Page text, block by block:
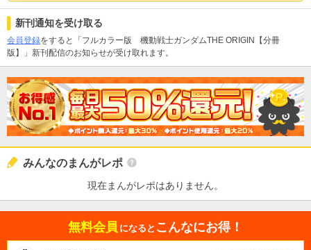
新刊通知を受け取る
会員登録をすると「フルカラー版 機動戦士ガンダムTHE ORIGIN【分冊
版】」新刊配信のお知らせが受け取れます。
みんなのまんがレポ
現在まんがレポはありません。
無料会員 になると こんなにお得！